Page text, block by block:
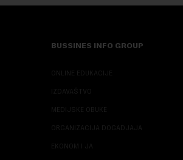
BUSSINES INFO GROUP
ONLINE EDUKACIJE
IZDAVAŠTVO
MEDIJSKE OBUKE
ORGANIZACIJA DOGADJAJA
EKONOM I JA